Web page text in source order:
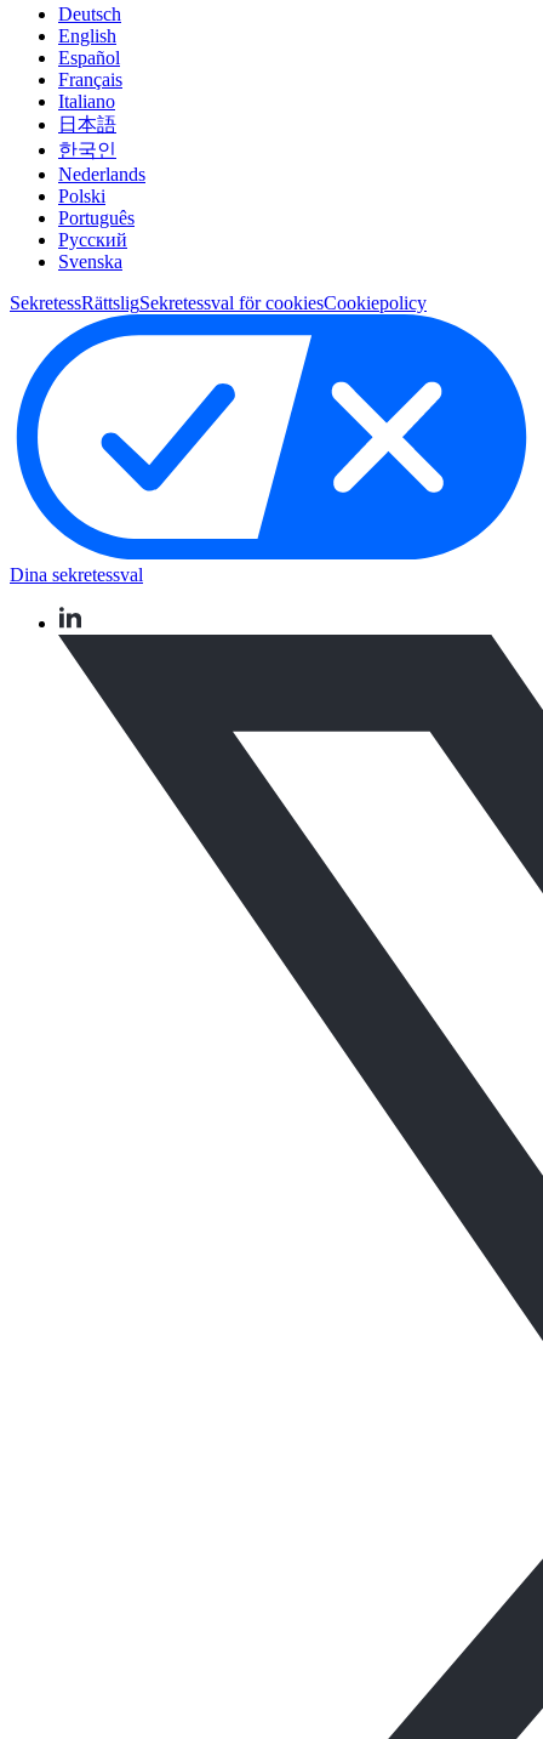
Deutsch
English
Español
Français
Italiano
日本語
한국인
Nederlands
Polski
Português
Pусский
Svenska
SekretessRättsligSekretessval för cookiesCookiepolicy
Dina sekretessval